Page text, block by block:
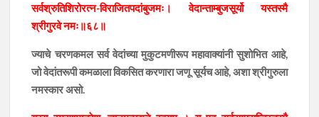
सर्वश्रुतिशिरोरत्न-विराजितपदांबुजमः। वेदान्ताम्बुजसूर्यो यस्तस्मै
श्रीगुरवे नमः॥६८॥
ज्याचे चरणकमल सर्व वेदांच्या मुकुटमणीरूप महावाक्यांनी सुशोभित आहे,
जो वेदांतरूपी कमळाला विकसित करणारा जणू सूर्यच आहे, अशा श्रीगुरुला
नमस्कार असो.